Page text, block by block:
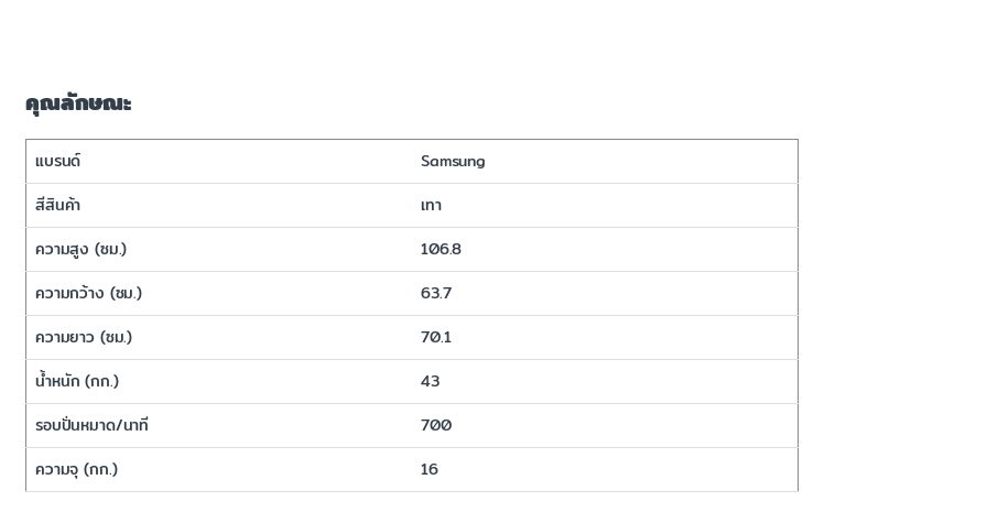
คุณลักษณะ
แบรนด์
Samsung
สีสินค้า
เทา
ความสูง (ซม.)
106.8
ความกว้าง (ซม.)
63.7
ความยาว (ซม.)
70.1
น้ำหนัก (กก.)
43
รอบปั่นหมาด/นาที
700
ความจุ (กก.)
16